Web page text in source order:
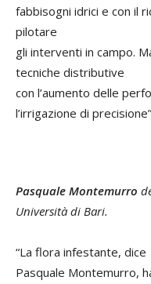
fabbisogni idrici e con il
pilotare
gli interventi in campo.
tecniche distributive
con l’aumento delle
l’irrigazione di
Pasquale Montemurro
Università di Bari.
“La flora infestante, dice
Pasquale Montemurro,